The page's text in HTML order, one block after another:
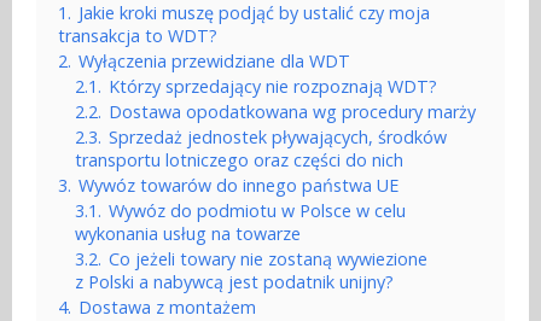
1. Jakie kroki muszę podjąć by ustalić czy moja
transakcja to WDT?
2. Wyłączenia przewidziane dla WDT
2.1. Którzy sprzedający nie rozpoznają WDT?
2.2. Dostawa opodatkowana wg procedury marży
2.3. Sprzedaż jednostek pływających, środków
transportu lotniczego oraz części do nich
3. Wywóz towarów do innego państwa UE
3.1. Wywóz do podmiotu w Polsce w celu
wykonania usług na towarze
3.2. Co jeżeli towary nie zostaną wywiezione
z Polski a nabywcą jest podatnik unijny?
4. Dostawa z montażem